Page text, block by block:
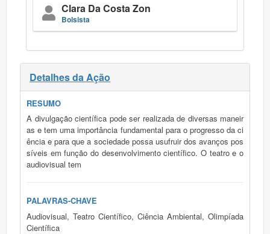
Clara Da Costa Zon
Bolsista
Detalhes da Ação
RESUMO
A divulgação científica pode ser realizada de diversas maneir
as e tem uma importância fundamental para o progresso da ci
ência e para que a sociedade possa usufruir dos avanços pos
síveis em função do desenvolvimento científico. O teatro e o
audiovisual tem
PALAVRAS-CHAVE
Audiovisual, Teatro Científico, Ciência Ambiental, Olimpíada
Científica